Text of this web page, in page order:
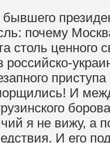
почему
столь ценного
И
я не вижу, а
И его